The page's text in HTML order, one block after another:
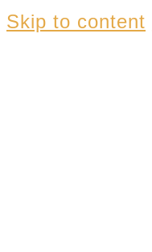
Skip to content